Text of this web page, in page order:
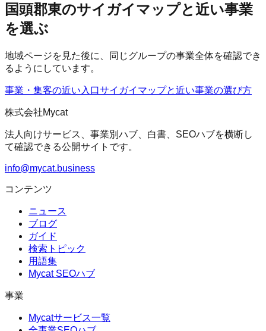
国頭郡東のサイガイマップと近い事業
を選ぶ
地域ページを見た後に、同じグループの事業全体を確認でき
るようにしています。
事業・集客の近い入口サイガイマップと近い事業の選び方
株式会社Mycat
法人向けサービス、事業別ハブ、白書、SEOハブを横断し
て確認できる公開サイトです。
info@mycat.business
コンテンツ
ニュース
ブログ
ガイド
検索トピック
用語集
Mycat SEOハブ
事業
Mycatサービス一覧